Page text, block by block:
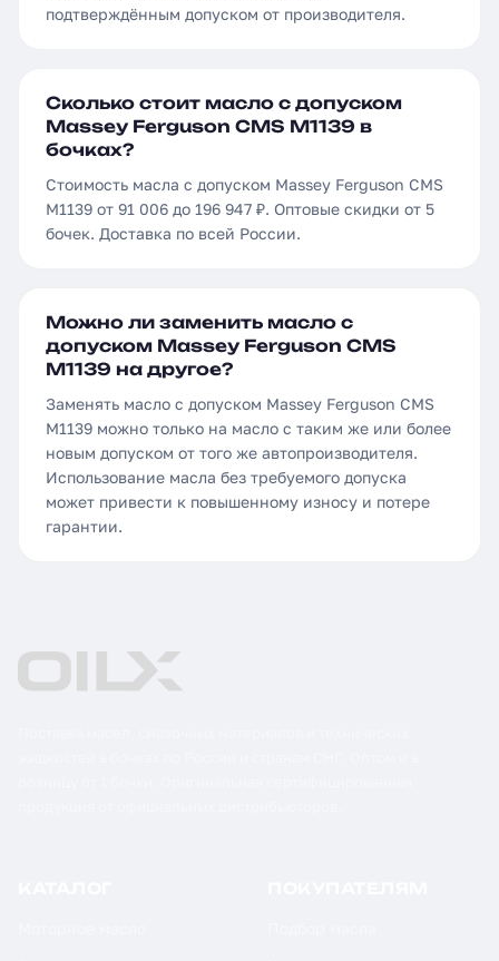
подтверждённым допуском от производителя.
Сколько стоит масло с допуском
Massey Ferguson CMS M1139 в
бочках?
Стоимость масла с допуском Massey Ferguson CMS
M1139 от 91 006 до 196 947 ₽. Оптовые скидки от 5
бочек. Доставка по всей России.
Можно ли заменить масло с
допуском Massey Ferguson CMS
M1139 на другое?
Заменять масло с допуском Massey Ferguson CMS
M1139 можно только на масло с таким же или более
новым допуском от того же автопроизводителя.
Использование масла без требуемого допуска
может привести к повышенному износу и потере
гарантии.